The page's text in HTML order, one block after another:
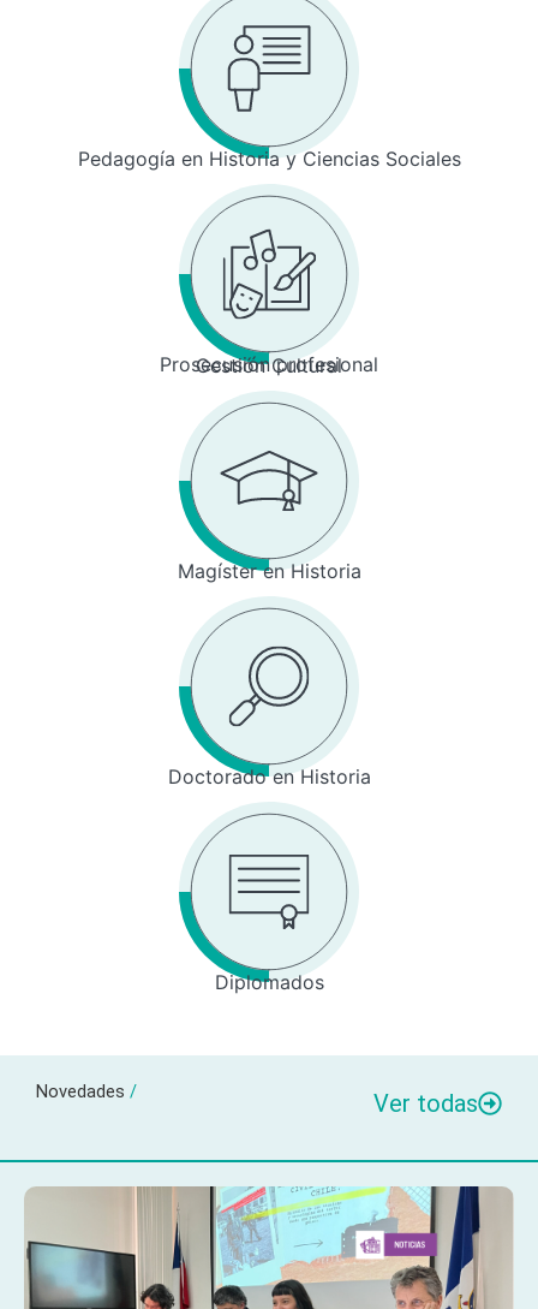
Pedagogía en Historia y Ciencias Sociales
Prosecusión profesional
Gestión Cultural
Magíster en Historia
Doctorado en Historia
Diplomados
Novedades / Ver todas